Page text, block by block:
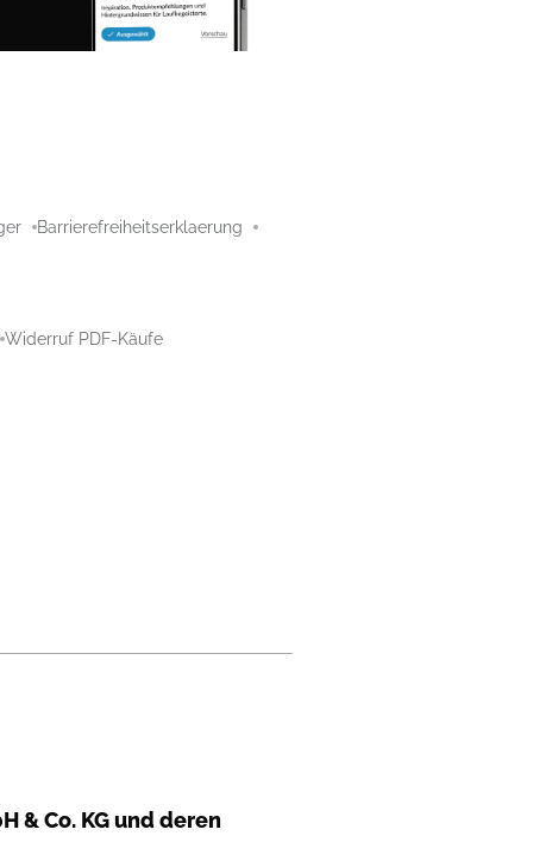
Barrierefreiheitserklaerung
Widerruf PDF-Käufe
& Co. KG und deren